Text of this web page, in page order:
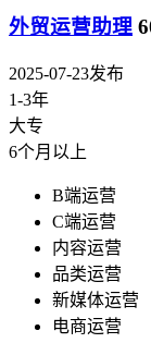
外贸运营助理
2025-07-23发布
1-3年
大专
6个月以上
B端运营
C端运营
内容运营
品类运营
新媒体运营
电商运营